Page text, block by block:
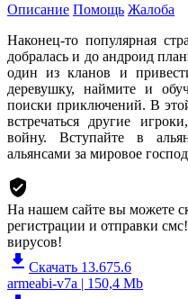
Описание Помощь Жалоба
Наконец-то популярная
добралась и до андроид
один из кланов и
деревушку, наймите и
поиски приключений. В
встречаться другие
войну. Вступайте в
альянсами за мировое
На нашем сайте вы можете
регистрации и отправки
вирусов!
Скачать 13.675.6
armeabi-v7a | 150,4 Mb